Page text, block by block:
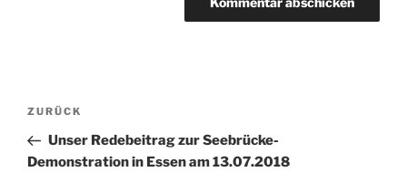
Beitragsnavigation
Vorheriger
Beitrag
ZURÜCK
Unser Redebeitrag zur Seebrücke-
Demonstration in Essen am 13.07.2018